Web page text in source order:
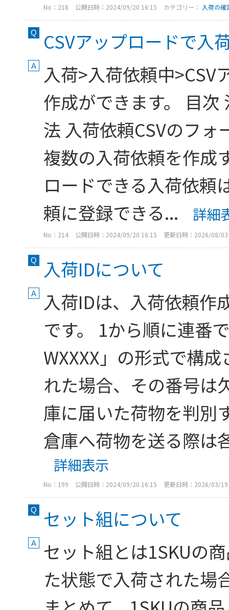
No：218 公開日時：2024/09/20 16:15 カテゴリー： 入荷の確
CSVアップロードで入
入荷>入荷依頼中>CSV
作成ができます。 目次
法 入荷依頼CSVのフ
複数の入荷依頼を作成
ロードできる入荷依頼
頼に登録できる...
詳細
No：214 公開日時：2024/09/20 16:15 更新日時：2026/08/
入荷IDについて
入荷IDは、入荷依頼作
です。 1から順に連番
WXXXX」の形式で構
れた場合、その番号は
庫に届いた荷物を判別
倉庫へ荷物を送る際は
詳細表示
No：199 公開日時：2024/09/20 16:15 更新日時：2026/03/
セット組について
セット組とは1SKUの
た状態で入荷された場